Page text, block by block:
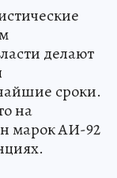
делают
сроки.
на
марок АИ-92